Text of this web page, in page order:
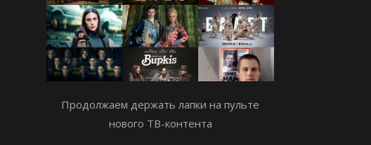
Продолжаем держать лапки на пульте
нового ТВ-контента